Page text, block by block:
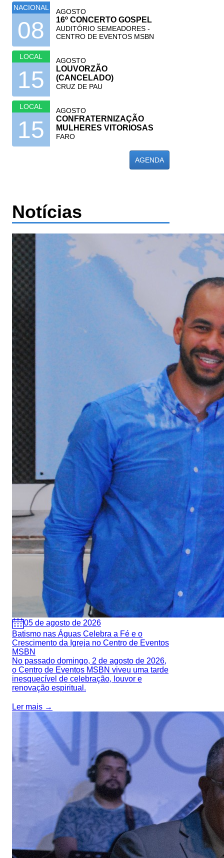
NACIONAL
08
AGOSTO
16º CONCERTO GOSPEL
AUDITÓRIO SEMEADORES -
CENTRO DE EVENTOS MSBN
LOCAL
15
AGOSTO
LOUVORZÃO
(CANCELADO)
CRUZ DE PAU
LOCAL
15
AGOSTO
CONFRATERNIZAÇÃO
MULHERES VITORIOSAS
FARO
AGENDA
Notícias
05 de agosto de 2026
Batismo nas Águas Celebra a Fé e o
Crescimento da Igreja no Centro de Eventos
MSBN
No passado domingo, 2 de agosto de 2026,
o Centro de Eventos MSBN viveu uma tarde
inesquecível de celebração, louvor e
renovação espiritual.
Ler mais →